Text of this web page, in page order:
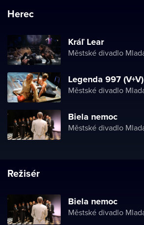
Herec
Kráľ Lear
Legenda 997 (V+V)
Biela nemoc
Režisér
Biela nemoc